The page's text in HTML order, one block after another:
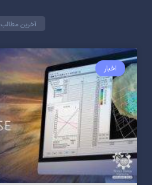
آخرین مطالب
اخبار